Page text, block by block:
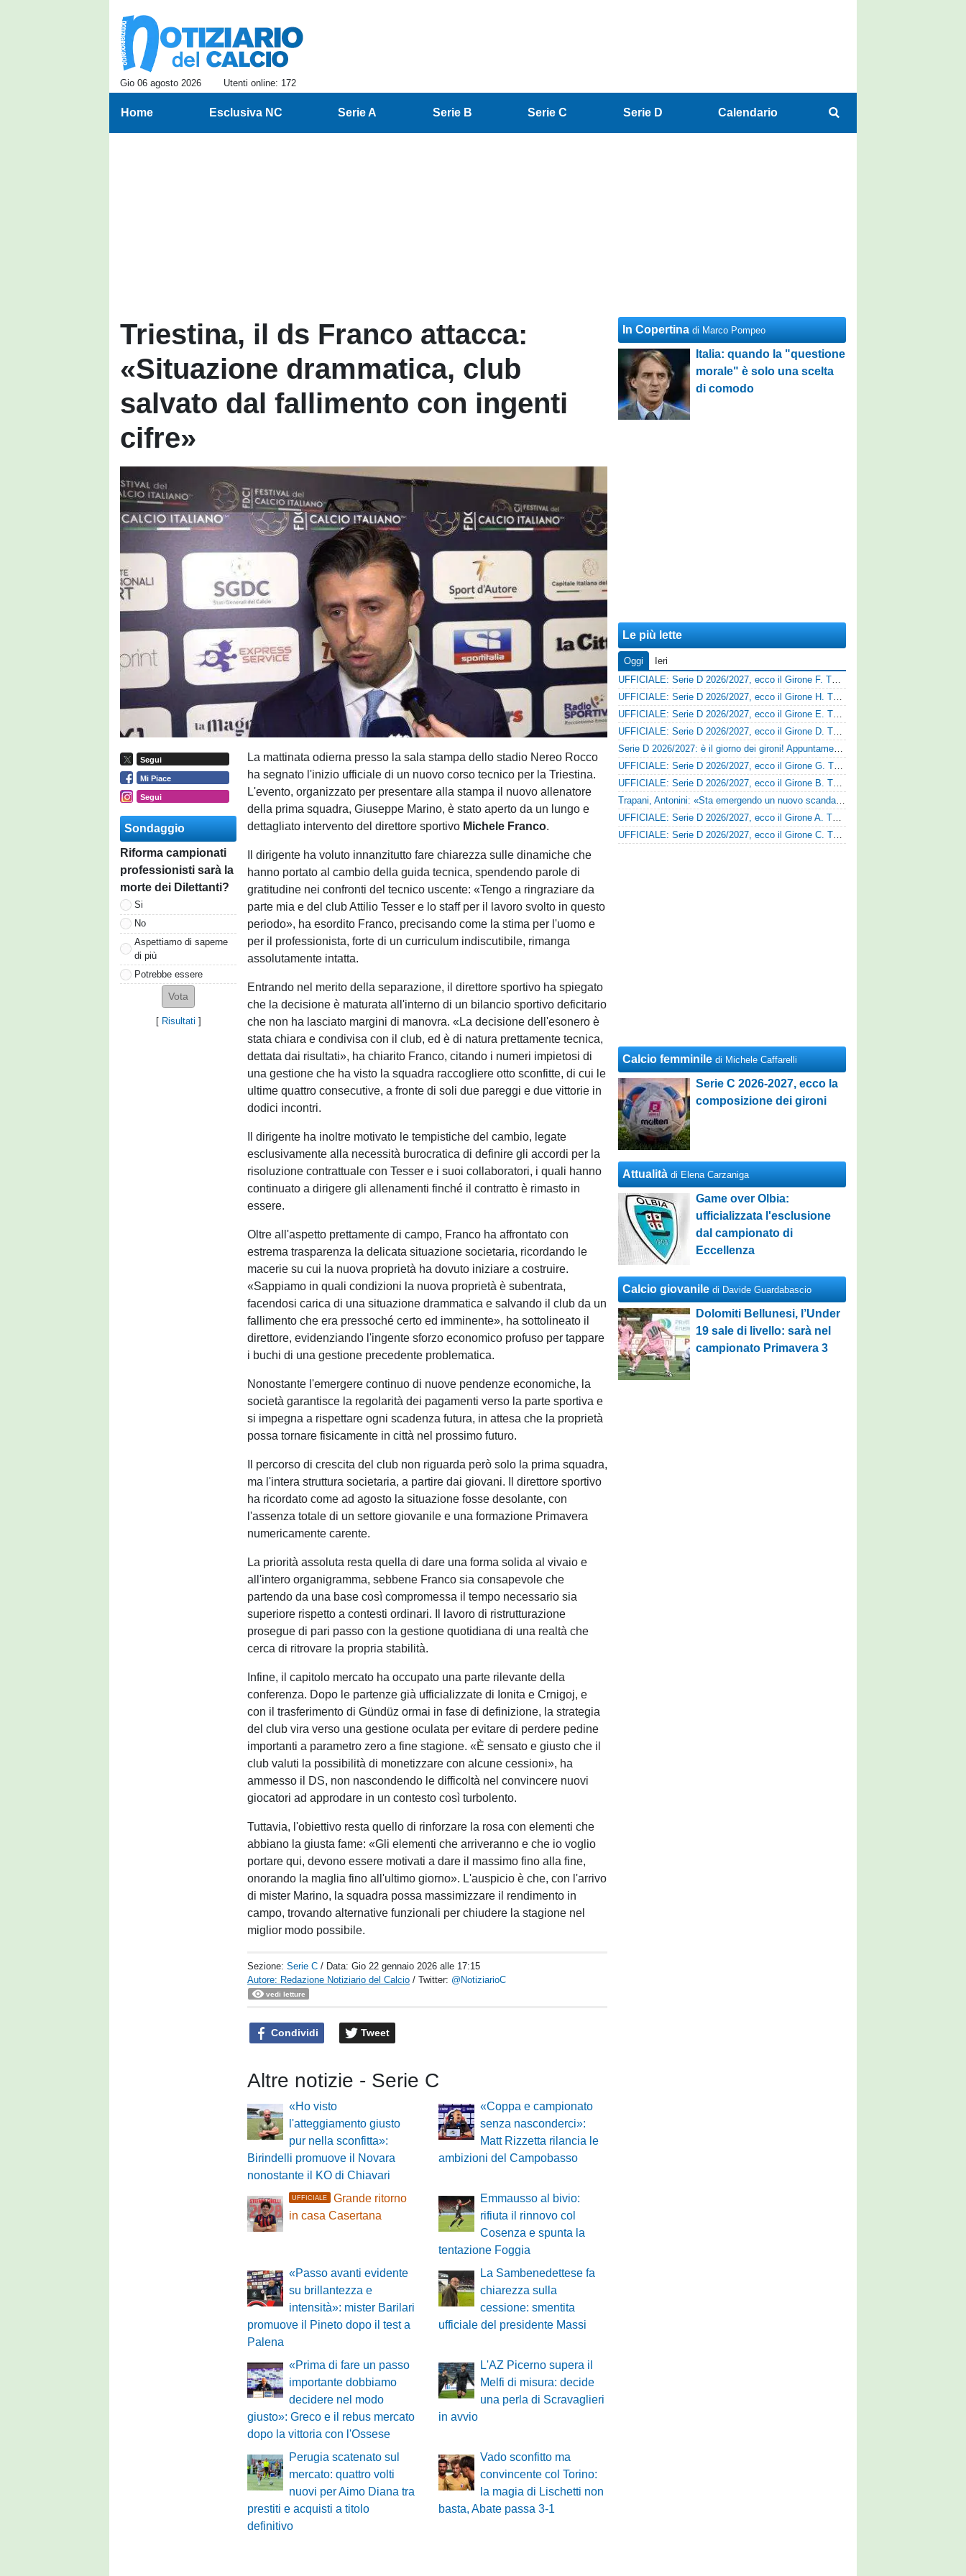
Gio 06 agosto 2026 Utenti online: 172
Home Esclusiva NC Serie A Serie B Serie C Serie D Calendario
Triestina, il ds Franco attacca:
«Situazione drammatica, club
salvato dal fallimento con ingenti
cifre»
Segui
Mi Piace
Segui
Sondaggio
Riforma campionati
professionisti sarà la
morte dei Dilettanti?
Si
No
Aspettiamo di saperne
di più
Potrebbe essere
[ Risultati ]
La mattinata odierna presso la sala stampa dello stadio Nereo Rocco
ha segnato l'inizio ufficiale di un nuovo corso tecnico per la Triestina.
L'evento, organizzato per presentare alla stampa il nuovo allenatore
della prima squadra, Giuseppe Marino, è stato aperto da un lungo e
dettagliato intervento del direttore sportivo Michele Franco.
Il dirigente ha voluto innanzitutto fare chiarezza sulle dinamiche che
hanno portato al cambio della guida tecnica, spendendo parole di
gratitudine nei confronti del tecnico uscente: «Tengo a ringraziare da
parte mia e del club Attilio Tesser e lo staff per il lavoro svolto in questo
periodo», ha esordito Franco, precisando come la stima per l'uomo e
per il professionista, forte di un curriculum indiscutibile, rimanga
assolutamente intatta.
Entrando nel merito della separazione, il direttore sportivo ha spiegato
che la decisione è maturata all'interno di un bilancio sportivo deficitario
che non ha lasciato margini di manovra. «La decisione dell'esonero è
stata chiara e condivisa con il club, ed è di natura prettamente tecnica,
dettata dai risultati», ha chiarito Franco, citando i numeri impietosi di
una gestione che ha visto la squadra raccogliere otto sconfitte, di cui le
ultime quattro consecutive, a fronte di soli due pareggi e due vittorie in
dodici incontri.
Il dirigente ha inoltre motivato le tempistiche del cambio, legate
esclusivamente alla necessità burocratica di definire gli accordi per la
risoluzione contrattuale con Tesser e i suoi collaboratori, i quali hanno
continuato a dirigere gli allenamenti finché il contratto è rimasto in
essere.
Oltre all'aspetto prettamente di campo, Franco ha affrontato con
estrema trasparenza la delicata situazione societaria, ricordando le
macerie su cui la nuova proprietà ha dovuto iniziare a costruire.
«Sappiamo in quali condizioni la nuova proprietà è subentrata,
facendosi carica di una situazione drammatica e salvando il club da un
fallimento che era pressoché certo ed imminente», ha sottolineato il
direttore, evidenziando l'ingente sforzo economico profuso per tappare
i buchi di una gestione precedente problematica.
Nonostante l'emergere continuo di nuove pendenze economiche, la
società garantisce la regolarità dei pagamenti verso la parte sportiva e
si impegna a rispettare ogni scadenza futura, in attesa che la proprietà
possa tornare fisicamente in città nel prossimo futuro.
Il percorso di crescita del club non riguarda però solo la prima squadra,
ma l'intera struttura societaria, a partire dai giovani. Il direttore sportivo
ha ricordato come ad agosto la situazione fosse desolante, con
l'assenza totale di un settore giovanile e una formazione Primavera
numericamente carente.
La priorità assoluta resta quella di dare una forma solida al vivaio e
all'intero organigramma, sebbene Franco sia consapevole che
partendo da una base così compromessa il tempo necessario sia
superiore rispetto a contesti ordinari. Il lavoro di ristrutturazione
prosegue di pari passo con la gestione quotidiana di una realtà che
cerca di ritrovare la propria stabilità.
Infine, il capitolo mercato ha occupato una parte rilevante della
conferenza. Dopo le partenze già ufficializzate di Ionita e Crnigoj, e
con il trasferimento di Gündüz ormai in fase di definizione, la strategia
del club vira verso una gestione oculata per evitare di perdere pedine
importanti a parametro zero a fine stagione. «È sensato e giusto che il
club valuti la possibilità di monetizzare con alcune cessioni», ha
ammesso il DS, non nascondendo le difficoltà nel convincere nuovi
giocatori ad approdare in un contesto così turbolento.
Tuttavia, l'obiettivo resta quello di rinforzare la rosa con elementi che
abbiano la giusta fame: «Gli elementi che arriveranno e che io voglio
portare qui, devono essere motivati a dare il massimo fino alla fine,
onorando la maglia fino all'ultimo giorno». L'auspicio è che, con l'arrivo
di mister Marino, la squadra possa massimizzare il rendimento in
campo, trovando alternative funzionali per chiudere la stagione nel
miglior modo possibile.
Sezione:Serie C / Data:Gio 22 gennaio 2026 alle 17:15
Autore: Redazione Notiziario del Calcio / Twitter: @NotiziarioC
vedi letture
Condividi Tweet
Altre notizie - Serie C
«Ho visto
l'atteggiamento giusto
pur nella sconfitta»:
Birindelli promuove il Novara
nonostante il KO di Chiavari
«Coppa e campionato
senza nasconderci»:
Matt Rizzetta rilancia le
ambizioni del Campobasso
UFFICIALE
Grande ritorno
in casa Casertana
Emmausso al bivio:
rifiuta il rinnovo col
Cosenza e spunta la
tentazione Foggia
«Passo avanti evidente
su brillantezza e
intensità»: mister Barilari
promuove il Pineto dopo il test a
Palena
La Sambenedettese fa
chiarezza sulla
cessione: smentita
ufficiale del presidente Massi
«Prima di fare un passo
importante dobbiamo
decidere nel modo
giusto»: Greco e il rebus mercato
dopo la vittoria con l'Ossese
L'AZ Picerno supera il
Melfi di misura: decide
una perla di Scravaglieri
in avvio
Perugia scatenato sul
mercato: quattro volti
nuovi per Aimo Diana tra
prestiti e acquisti a titolo
definitivo
Vado sconfitto ma
convincente col Torino:
la magia di Lischetti non
basta, Abate passa 3-1
In Copertina di Marco Pompeo
Italia: quando la "questione
morale" è solo una scelta
di comodo
Le più lette
Oggi
Ieri
UFFICIALE: Serie D 2026/2027, ecco il Girone F. Tutte le squadre
UFFICIALE: Serie D 2026/2027, ecco il Girone H. Tutte le squadre
UFFICIALE: Serie D 2026/2027, ecco il Girone E. Tutte le squadre
UFFICIALE: Serie D 2026/2027, ecco il Girone D. Tutte le squadre
Serie D 2026/2027: è il giorno dei gironi! Appuntamento fissato
UFFICIALE: Serie D 2026/2027, ecco il Girone G. Tutte le squadre
UFFICIALE: Serie D 2026/2027, ecco il Girone B. Tutte le squadre
Trapani, Antonini: «Sta emergendo un nuovo scandalo»
UFFICIALE: Serie D 2026/2027, ecco il Girone A. Tutte le squadre
UFFICIALE: Serie D 2026/2027, ecco il Girone C. Tutte le squadre
Calcio femminile di Michele Caffarelli
Serie C 2026-2027, ecco la
composizione dei gironi
Attualità di Elena Carzaniga
Game over Olbia:
ufficializzata l'esclusione
dal campionato di
Eccellenza
Calcio giovanile di Davide Guardabascio
Dolomiti Bellunesi, l’Under
19 sale di livello: sarà nel
campionato Primavera 3